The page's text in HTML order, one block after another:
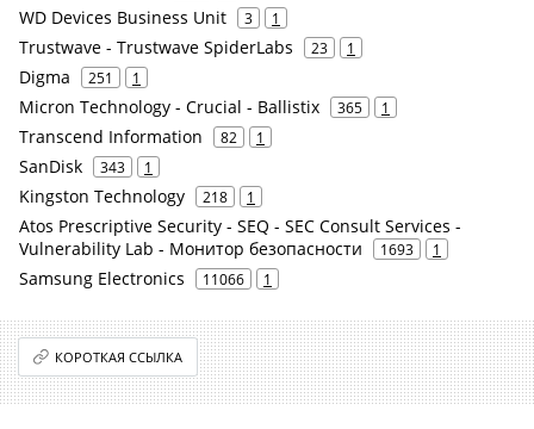
WD Devices Business Unit 3 1
Trustwave - Trustwave SpiderLabs 23 1
Digma 251 1
Micron Technology - Crucial - Ballistix 365 1
Transcend Information 82 1
SanDisk 343 1
Kingston Technology 218 1
Atos Prescriptive Security - SEQ - SEC Consult Services -
Vulnerability Lab - Монитор безопасности
1693 1
Samsung Electronics 11066 1
КОРОТКАЯ ССЫЛКА